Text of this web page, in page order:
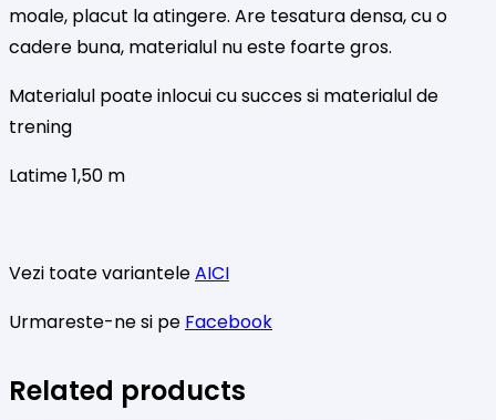
moale, placut la atingere. Are tesatura densa, cu o
cadere buna, materialul nu este foarte gros.
Materialul poate inlocui cu succes si materialul de
trening
Latime 1,50 m
Vezi toate varianteleAICI
Urmareste-ne si pe Facebook
Related products